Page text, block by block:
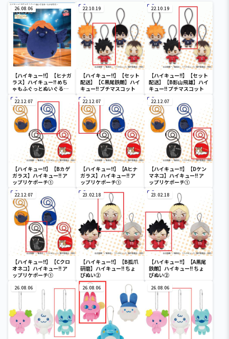
26.08.06
【ハイキュー!!】【ヒナガ
ラス】ハイキュー!! めち
ゃもふぐっとぬいぐるみ
～ヒナガラス～
22.10.19
【ハイキュー!!】【セット
配送】【C黒尾鉄朗】ハイ
キュー!! プチマスコット
22.10.19
【ハイキュー!!】【セット
配送】【B影山飛雄】ハイ
キュー!! プチマスコット
22.12.07
【ハイキュー!!】【Bカゲ
ガラス】ハイキュー!! ア
ップリケポーチ①
22.12.07
【ハイキュー!!】【Aヒナ
ガラス】ハイキュー!! ア
ップリケポーチ①
22.12.07
【ハイキュー!!】【Dケン
マネコ】ハイキュー!! ア
ップリケポーチ①
22.12.07
【ハイキュー!!】【Cクロ
オネコ】ハイキュー!! ア
ップリケポーチ①
23.02.18
【ハイキュー!!】【B孤爪
研磨】ハイキュー!! ちょ
ぴぬい②
23.02.18
【ハイキュー!!】【A黒尾
鉄朗】ハイキュー!! ちょ
ぴぬい②
26.08.06 26.08.06 26.08.06